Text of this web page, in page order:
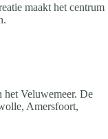
maakt het centrum
Veluwemeer. De
Amersfoort,